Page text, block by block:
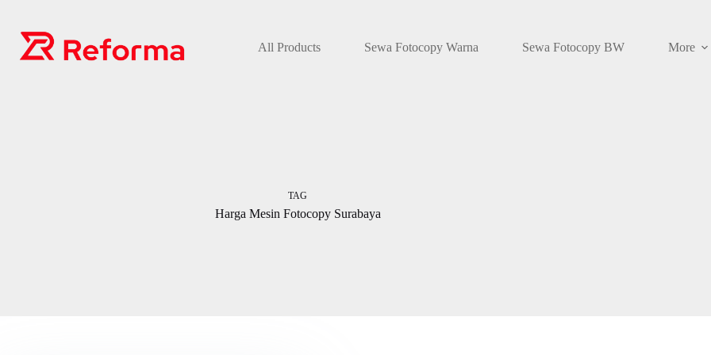
content
All Products
Sewa Fotocopy Warna Sewa Fotocopy BW More
TAG
Harga Mesin Fotocopy Surabaya